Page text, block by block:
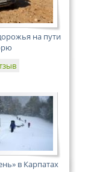
на пути
в Карпатах